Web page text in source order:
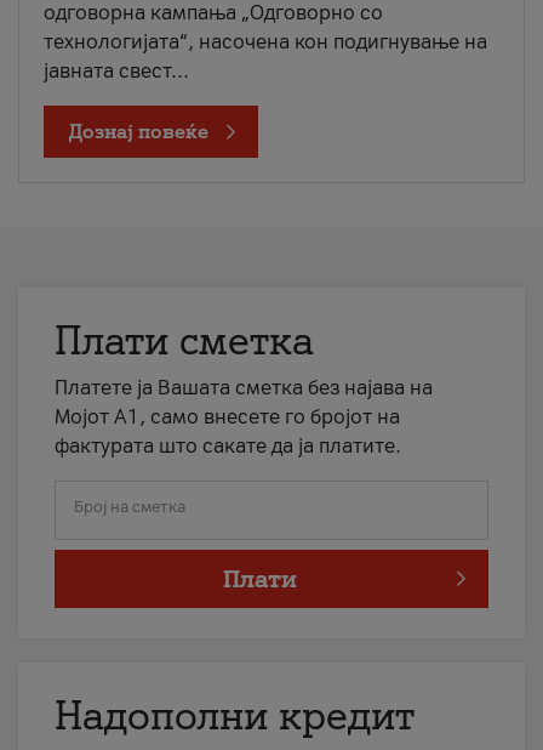
одговорна кампања „Одговорно со
технологијата“, насочена кон подигнување на
јавната свест...
Дознај повеќе
Плати сметка
Платете ја Вашата сметка без најава на
Мојот А1, само внесете го бројот на
фактурата што сакате да ја платите.
Број на сметка
Плати
Надополни кредит